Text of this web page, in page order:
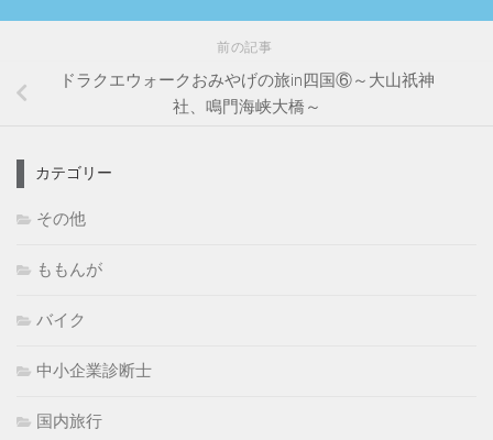
前の記事
ドラクエウォークおみやげの旅in四国⑥～大山祇神
社、鳴門海峡大橋～
カテゴリー
その他
ももんが
バイク
中小企業診断士
国内旅行